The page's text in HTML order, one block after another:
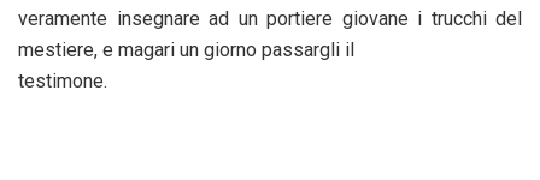
veramente insegnare ad un portiere giovane i trucchi del
mestiere, e magari un giorno passargli il
testimone.